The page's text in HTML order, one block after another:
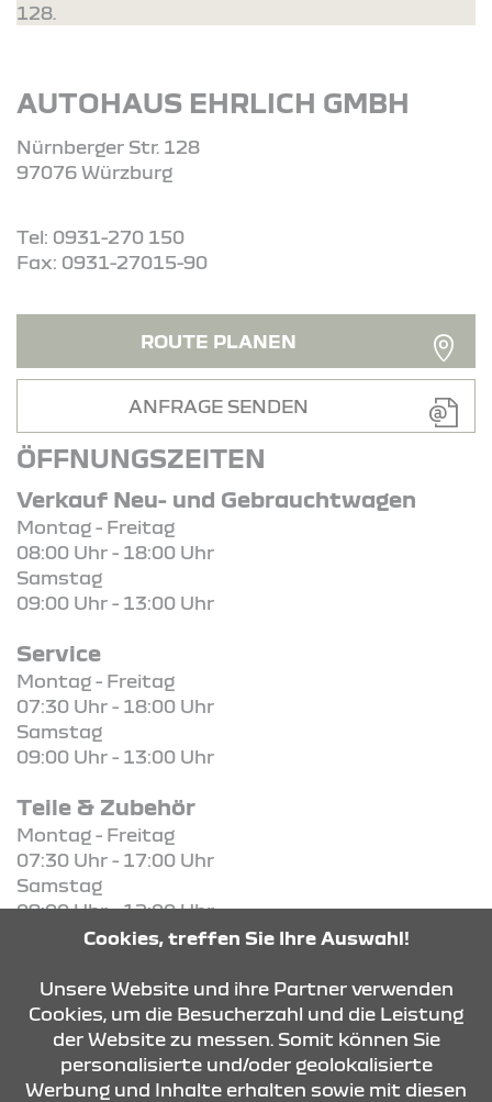
128.
AUTOHAUS EHRLICH GMBH
Nürnberger Str. 128
97076 Würzburg
Tel: 0931-270 150
Fax: 0931-27015-90
ROUTE PLANEN
ANFRAGE SENDEN
ÖFFNUNGSZEITEN
Verkauf Neu- und Gebrauchtwagen
Montag - Freitag
08:00 Uhr - 18:00 Uhr
Samstag
09:00 Uhr - 13:00 Uhr
Service
Montag - Freitag
07:30 Uhr - 18:00 Uhr
Samstag
09:00 Uhr - 13:00 Uhr
Teile & Zubehör
Montag - Freitag
07:30 Uhr - 17:00 Uhr
Samstag
09:00 Uhr - 12:00 Uhr
KONTAKT & ANFAHRT
ÖFFNUNGSZEITEN
Cookies, treffen Sie Ihre Auswahl!
Unsere Website und ihre Partner verwenden
Cookies, um die Besucherzahl und die Leistung
der Website zu messen. Somit können Sie
personalisierte und/oder geolokalisierte
Werbung und Inhalte erhalten sowie mit diesen